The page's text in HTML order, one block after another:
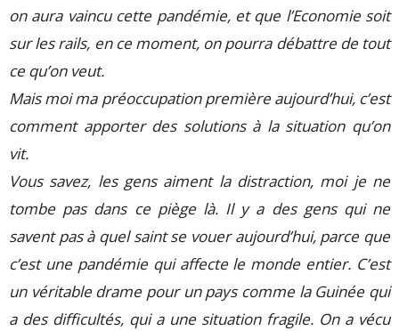
on aura vaincu cette pandémie, et que l’Economie soit
sur les rails, en ce moment, on pourra débattre de tout
ce qu’on veut.
Mais moi ma préoccupation première aujourd’hui, c’est
comment apporter des solutions à la situation qu’on
vit.
Vous savez, les gens aiment la distraction, moi je ne
tombe pas dans ce piège là. Il y a des gens qui ne
savent pas à quel saint se vouer aujourd’hui, parce que
c’est une pandémie qui affecte le monde entier. C’est
un véritable drame pour un pays comme la Guinée qui
a des difficultés, qui a une situation fragile. On a vécu